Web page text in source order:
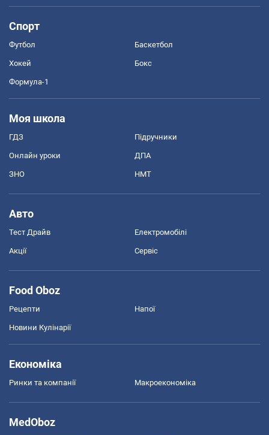
Спорт
Футбол Баскетбол
Хокей Бокс
Формула-1
Моя школа
ГДЗ Підручники
Онлайн уроки ДПА
ЗНО НМТ
Авто
Тест Драйв Електромобілі
Акції Сервіс
Food Oboz
Рецепти Напої
Новини Кулінарії
Економіка
Ринки та компанії Макроекономіка
MedOboz